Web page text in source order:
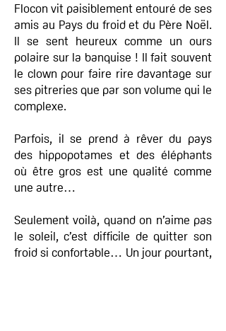
Flocon vit paisiblement entouré de ses
amis au Pays du froid et du Père Noël.
Il se sent heureux comme un ours
polaire sur la banquise ! Il fait souvent
le clown pour faire rire davantage sur
ses pitreries que par son volume qui le
complexe.
Parfois, il se prend à rêver du pays
des hippopotames et des éléphants
où être gros est une qualité comme
une autre…
Seulement voilà, quand on n’aime pas
le soleil, c’est difficile de quitter son
froid si confortable… Un jour pourtant,